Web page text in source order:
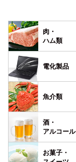
肉・
ハム類
電化製品
魚介類
酒・
アルコール
お菓子・